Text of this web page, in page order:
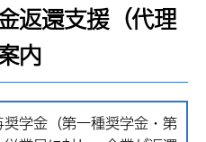
返還支援（代理
内
学金（第一種奨学金・第